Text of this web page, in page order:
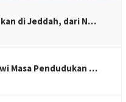
di Jeddah, dari N…
Masa Pendudukan …